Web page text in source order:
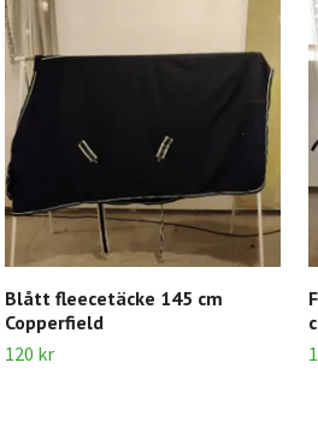
Blått fleecetäcke 145 cm
Copperfield
120 kr